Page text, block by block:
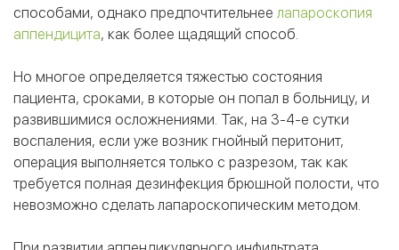
способами, однако предпочтительнее лапароскопия
аппендицита, как более щадящий способ.
Но многое определяется тяжестью состояния
пациента, сроками, в которые он попал в больницу, и
развившимися осложнениями. Так, на 3-4-е сутки
воспаления, если уже возник гнойный перитонит,
операция выполняется только с разрезом, так как
требуется полная дезинфекция брюшной полости, что
невозможно сделать лапароскопическим методом.